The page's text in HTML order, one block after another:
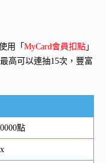
用「 MyCard會員扣點 」
高可以連抽15次，豐富
點